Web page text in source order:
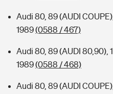
Audi 80, 89 (AUDI
1989(0588 / 467)
Audi 80, 89 (AUDI 80,90),
1989(0588 / 468)
Audi 80, 89 (AUDI